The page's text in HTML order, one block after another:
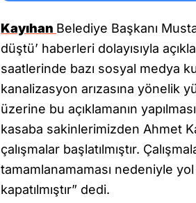
Kayıhan Belediye Başkanı
düştü’ haberleri dolayısıyla
saatlerinde bazı sosyal medya
kanalizasyon arızasına yönelik
üzerine bu açıklamanın
kasaba sakinlerimizden Ahmet
çalışmalar başlatılmıştır.
tamamlanamaması nedeniyle
kapatılmıştır” dedi.